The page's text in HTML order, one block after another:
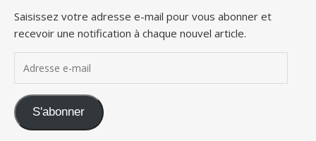
Saisissez votre adresse e-mail pour vous abonner et
recevoir une notification à chaque nouvel article.
S'abonner